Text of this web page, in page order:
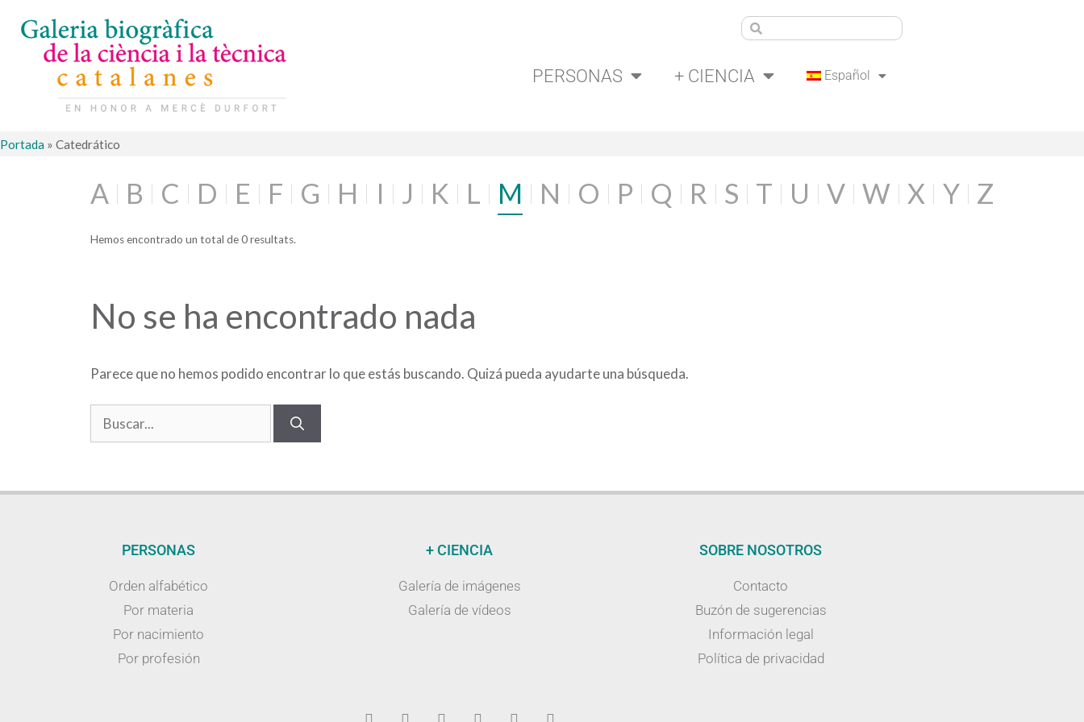
PERSONAS + CIENCIA Español
Portada » Catedrático
A B C D E F G H I J K L M N O P Q R S T U V W X Y Z
Hemos encontrado un total de 0 resultats.
No se ha encontrado nada
Parece que no hemos podido encontrar lo que estás buscando. Quizá pueda ayudarte una búsqueda.
PERSONAS
Orden alfabético
Por materia
Por nacimiento
Por profesión
+ CIENCIA
Galería de imágenes
Galería de vídeos
SOBRE NOSOTROS
Contacto
Buzón de sugerencias
Información legal
Política de privacidad